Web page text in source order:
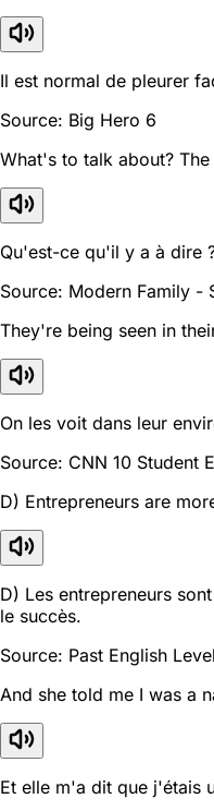
Il est normal de pleurer
Source: Big Hero 6
What's to talk about?
Qu'est-ce qu'il y a à dire
Source: Modern Family -
They're being seen in
On les voit dans leur
Source: CNN 10 Student
D) Entrepreneurs are
D) Les entrepreneurs
le succès.
Source: Past English
And she told me I was a
Et elle m'a dit que j'étais